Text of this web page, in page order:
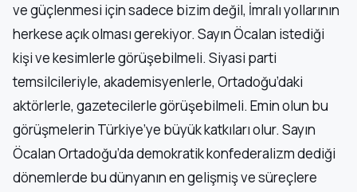
ve güçlenmesi için sadece bizim değil, İmralı yollarının
herkese açık olması gerekiyor. Sayın Öcalan istediği
kişi ve kesimlerle görüşebilmeli. Siyasi parti
temsilcileriyle, akademisyenlerle, Ortadoğu’daki
aktörlerle, gazetecilerle görüşebilmeli. Emin olun bu
görüşmelerin Türkiye’ye büyük katkıları olur. Sayın
Öcalan Ortadoğu’da demokratik konfederalizm dediği
dönemlerde bu dünyanın en gelişmiş ve süreçlere